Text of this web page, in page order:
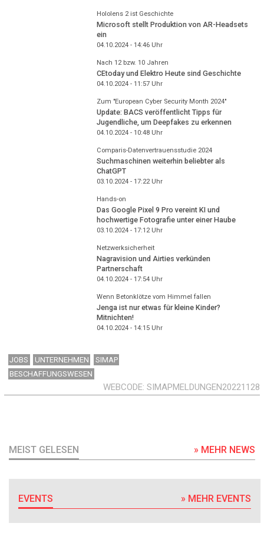
Hololens 2 ist Geschichte
Microsoft stellt Produktion von AR-Headsets
ein
04.10.2024 - 14:46Uhr
Nach 12 bzw. 10 Jahren
CEtoday und Elektro Heute sind Geschichte
04.10.2024 - 11:57Uhr
Zum "European Cyber Security Month 2024"
Update: BACS veröffentlicht Tipps für
Jugendliche, um Deepfakes zu erkennen
04.10.2024 - 10:48Uhr
Comparis-Datenvertrauensstudie 2024
Suchmaschinen weiterhin beliebter als
ChatGPT
03.10.2024 - 17:22Uhr
Hands-on
Das Google Pixel 9 Pro vereint KI und
hochwertige Fotografie unter einer Haube
03.10.2024 - 17:12Uhr
Netzwerksicherheit
Nagravision und Airties verkünden
Partnerschaft
04.10.2024 - 17:54Uhr
Wenn Betonklötze vom Himmel fallen
Jenga ist nur etwas für kleine Kinder?
Mitnichten!
04.10.2024 - 14:15Uhr
JOBS UNTERNEHMEN
SIMAP
BESCHAFFUNGSWESEN
WEBCODE SIMAPMELDUNGEN20221128
MEIST GELESEN » MEHR NEWS
EVENTS » MEHR EVENTS